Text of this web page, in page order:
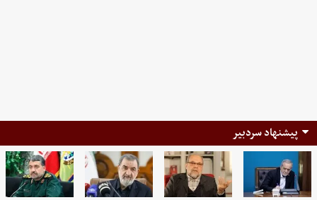
پیشنهاد سردبیر